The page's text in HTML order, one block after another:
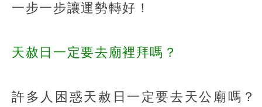
一步一步讓運勢轉好！
天赦日一定要去廟裡拜嗎？
許多人困惑天赦日一定要去天公廟嗎？